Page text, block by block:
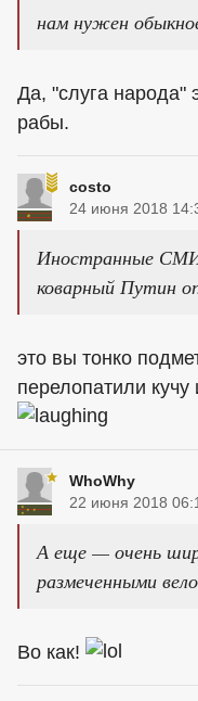
нам нужен
Да, "слуга народа"
рабы.
costo
24 июня 2018
Иностранные
коварный Путин
это вы тонко
перелопатили
WhoWhy
22 июня 2018
А еще — очень
размеченными
Во как!